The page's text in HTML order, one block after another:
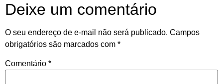
Deixe um comentário
O seu endereço de e-mail não será publicado. Campos
obrigatórios são marcados com *
Comentário *